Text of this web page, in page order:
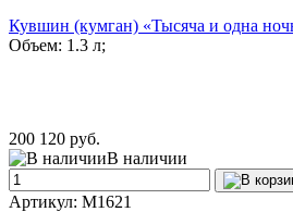
Кувшин (кумган) «Тысяча и одна
Объем: 1.3 л;
200 120 руб.
В наличии
Артикул: M1621